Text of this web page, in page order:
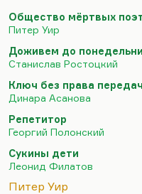
иллюзию, что они —
и с помощью
экстетизировать
был такой опыт.
внушаете этим
действительно
какое-то время, но
общение с
ступают на
«Общество мертвых
Общество мёртвых
Питер Уир
Доживем до
Станислав Ростоцкий
Ключ без права
Динара Асанова
Репетитор
Георгий Полонский
Сукины дети
Леонид Филатов
Питер Уир